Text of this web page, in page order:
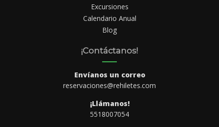
Excursiones
Calendario Anual
Blog
¡Contáctanos!
Envíanos un correo
reservaciones@rehiletes.com
¡Llámanos!
5518007054